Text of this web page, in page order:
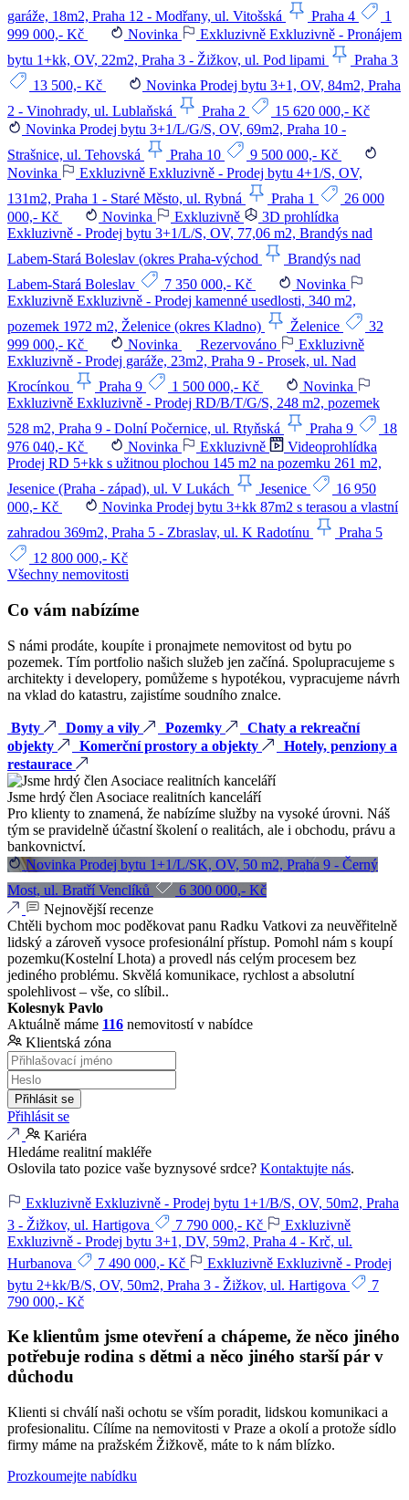
garáže, 18m2, Praha 12 - Modřany, ul. Vitošská
Praha 4
1
999 000,- Kč
Novinka Exkluzivně Exkluzivně - Pronájem
bytu 1+kk, OV, 22m2, Praha 3 - Žižkov, ul. Pod lipami
Praha 3
13 500,- Kč
Novinka Prodej bytu 3+1, OV, 84m2, Praha
2 - Vinohrady, ul. Lublaňská
Praha 2
15 620 000,- Kč
Novinka Prodej bytu 3+1/L/G/S, OV, 69m2, Praha 10 -
Strašnice, ul. Tehovská
Praha 10
9 500 000,- Kč
Novinka
Exkluzivně Exkluzivně - Prodej bytu 4+1/S, OV,
131m2, Praha 1 - Staré Město, ul. Rybná
Praha 1
26 000
000,- Kč
Novinka Exkluzivně
3D prohlídka
Exkluzivně - Prodej bytu 3+1/L/S, OV, 77,06 m2, Brandýs nad
Labem-Stará Boleslav (okres Praha-východ
Brandýs nad
Labem-Stará Boleslav
7 350 000,- Kč
Novinka
Exkluzivně Exkluzivně - Prodej kamenné usedlosti, 340 m2,
pozemek 1972 m2, Želenice (okres Kladno)
Želenice
32
999 000,- Kč
Novinka Rezervováno
Exkluzivně
Exkluzivně - Prodej garáže, 23m2, Praha 9 - Prosek, ul. Nad
Krocínkou
Praha 9 1 500 000,- Kč
Novinka
Exkluzivně Exkluzivně - Prodej RD/B/T/G/S, 248 m2, pozemek
528 m2, Praha 9 - Dolní Počernice, ul. Rtyňská
Praha 9
18
976 040,- Kč
Novinka Exkluzivně
Videoprohlídka
Prodej RD 5+kk s užitnou plochou 145 m2 na pozemku 261 m2,
Jesenice (Praha - západ), ul. V Lukách
Jesenice
16 950
000,- Kč
Novinka Prodej bytu 3+kk 87m2 s terasou a vlastní
zahradou 369m2, Praha 5 - Zbraslav, ul. K Radotínu
Praha 5
12 800 000,- Kč
Všechny nemovitosti
Co vám nabízíme
S námi prodáte, koupíte i pronajmete nemovitost od bytu po
pozemek. Tím portfolio našich služeb jen začíná. Spolupracujeme s
architekty i developery, pomůžeme s hypotékou, vypracujeme návrh
na vklad do katastru, zajistíme soudního znalce.
Byty Domy a vily Pozemky
Chaty a rekreační
objekty
Komerční prostory a objekty
Hotely, penziony a
restaurace
Jsme hrdý člen Asociace realitních kanceláří
Pro klienty to znamená, že nabízíme služby na vysoké úrovni. Náš
tým se pravidelně účastní školení o realitách, ale i obchodu, právu a
bankovnictví.
Novinka Prodej bytu 1+1/L/SK, OV, 50 m2, Praha 9 - Černý
Most, ul. Bratří Venclíků
6 300 000,- Kč
Nejnovější recenze
Chtěli bychom moc poděkovat panu Radku Vatkovi za neuvěřitelně
lidský a zároveň vysoce profesionální přístup. Pomohl nám s koupí
pozemku(Kostelní Lhota) a provedl nás celým procesem bez
jediného problému. Skvělá komunikace, rychlost a absolutní
spolehlivost – vše, co slíbil..
Kolesnyk Pavlo
Aktuálně máme 116 nemovitostí v nabídce
Klientská zóna
Přihlásit se
Přihlásit se
Kariéra
Hledáme realitní makléře
Oslovila tato pozice vaše byznysové srdce? Kontaktujte nás.
Exkluzivně Exkluzivně - Prodej bytu 1+1/B/S, OV, 50m2, Praha
3 - Žižkov, ul. Hartigova
7 790 000,- Kč
Exkluzivně
Exkluzivně - Prodej bytu 3+1, DV, 59m2, Praha 4 - Krč, ul.
Hurbanova
7 490 000,- Kč Exkluzivně Exkluzivně - Prodej
bytu 2+kk/B/S, OV, 50m2, Praha 3 - Žižkov, ul. Hartigova
7
790 000,- Kč
Ke klientům jsme otevřenía chápeme, že něco jiného
potřebuje rodina s dětmi a něco jiného starší pár v
důchodu
Klienti si chválí naši ochotu se vším poradit, lidskou komunikaci a
profesionalitu. Cílíme na nemovitosti v Praze a okolí a protože sídlo
firmy máme na pražském Žižkově, máte to k nám blízko.
Prozkoumejte nabídku